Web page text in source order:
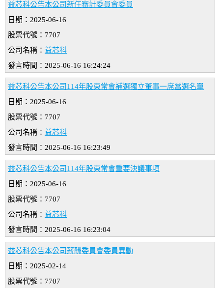
益芯科公告本公司新任審計委員會委員
日期：2025-06-16
股票代號：7707
公司名稱： 益芯科
發言時間：2025-06-16 16:24:24
益芯科公告本公司114年股東常會補選獨立董事一席當選名單
日期：2025-06-16
股票代號：7707
公司名稱： 益芯科
發言時間：2025-06-16 16:23:49
益芯科公告本公司114年股東常會重要決議事項
日期：2025-06-16
股票代號：7707
公司名稱： 益芯科
發言時間：2025-06-16 16:23:04
益芯科公告本公司薪酬委員會委員異動
日期：2025-02-14
股票代號：7707